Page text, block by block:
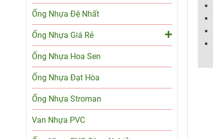
Ống Nhựa Đệ Nhất
Ống Nhựa Giá Rẻ
Ống Nhựa Hoa Sen
Ống Nhựa Đạt Hòa
Ống Nhựa Stroman
Van Nhựa PVC